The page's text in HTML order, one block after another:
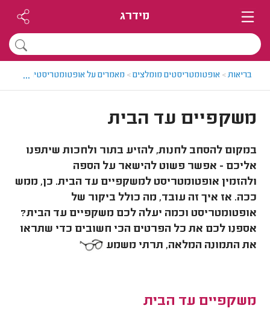
מידרג
בריאות> אופטומטריסטים מומלצים> מאמרים על אופטומטריסטים>
...
משקפיים עד הבית
במקום להסחב לחנות, להזיע בתור ולחכות שיתפנו
אליכם - אפשר פשוט להישאר על הספה
ולהזמין אופטומטריסט למשקפיים עד הבית. כן, ממש
ככה. אז איך זה עובד, מה כולל ביקור של
אופטומטריסט וכמה יעלה לכם משקפיים עד הבית?
אספנו לכם את כל הפרטים הכי חשובים כדי שתראו
את התמונה המלאה, תרתי משמע
משקפיים עד הבית